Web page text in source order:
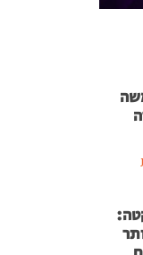
נמשה
אותר